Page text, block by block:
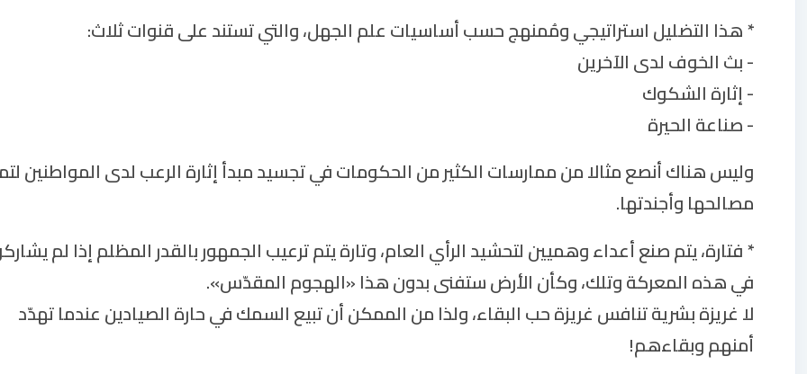
* هذا التضليل استراتيجي ومُمنهج حسب أساسيات علم الجهل، والتي تستند على قنوات ثلاث:
- بث الخوف لدى الآخرين
- إثارة الشكوك
- صناعة الحيرة
وليس هناك أنصع مثالا من ممارسات الكثير من الحكومات في تجسيد مبدأ إثارة الرعب لدى المواطنين
مصالحها وأجندتها.
* فتارة، يتم صنع أعداء وهميين لتحشيد الرأي العام، وتارة يتم ترعيب الجمهور بالقدر المظلم إذا لم
في هذه المعركة وتلك، وكأن الأرض ستفنى بدون هذا «الهجوم المقدّس».
لا غريزة بشرية تنافس غريزة حب البقاء، ولذا من الممكن أن تبيع السمك في حارة الصيادين عندما تهدّد
أمنهم وبقاءهم!